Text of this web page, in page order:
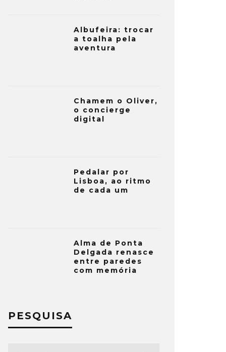
Albufeira: trocar
a toalha pela
aventura
Chamem o Oliver,
o concierge
digital
Pedalar por
Lisboa, ao ritmo
de cada um
Alma de Ponta
Delgada renasce
entre paredes
com memória
PESQUISA